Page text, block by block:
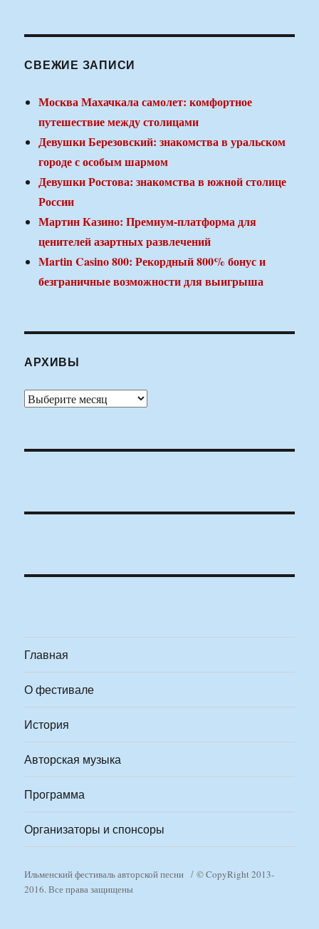
СВЕЖИЕ ЗАПИСИ
Москва Махачкала самолет: комфортное
путешествие между столицами
Девушки Березовский: знакомства в уральском
городе с особым шармом
Девушки Ростова: знакомства в южной столице
России
Мартин Казино: Премиум-платформа для
ценителей азартных развлечений
Martin Casino 800: Рекордный 800% бонус и
безграничные возможности для выигрыша
АРХИВЫ
Архивы
Главная
О фестивале
История
Авторская музыка
Программа
Организаторы и спонсоры
Ильменский фестиваль авторской песни
© CopyRight 2013-
2016. Все права защищены